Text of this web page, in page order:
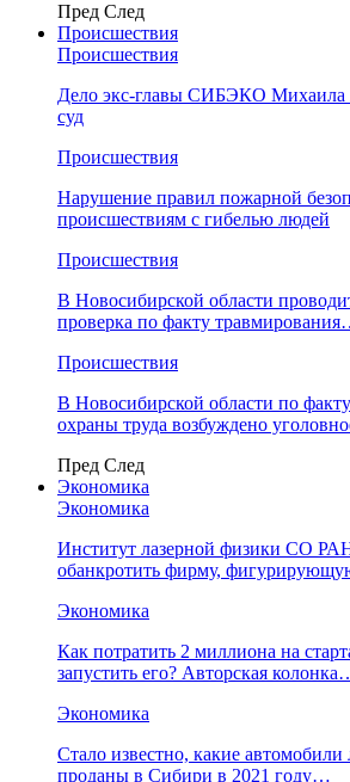
Пред След
Происшествия
Происшествия
Дело экс-главы СИБЭКО Михаила
суд
Происшествия
Нарушение правил пожарной
происшествиям с гибелью людей
Происшествия
В Новосибирской области
проверка по факту
Происшествия
В Новосибирской области по
охраны труда возбуждено
Пред След
Экономика
Экономика
Институт лазерной физики СО
обанкротить фирму,
Экономика
Как потратить 2 миллиона на
запустить его? Авторская
Экономика
Стало известно, какие
проданы в Сибири в 2021 году…